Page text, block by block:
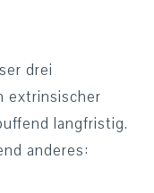
drei
extrinsischer
langfristig.
anderes: